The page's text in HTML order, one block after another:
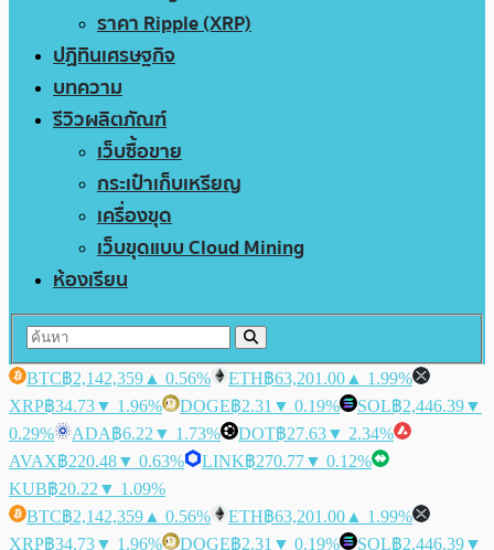
ราคา Ripple (XRP)
ปฏิทินเศรษฐกิจ
บทความ
รีวิวผลิตภัณฑ์
เว็บซื้อขาย
กระเป๋าเก็บเหรียญ
เครื่องขุด
เว็บขุดแบบ Cloud Mining
ห้องเรียน
BTC฿2,142,359 ▲ 0.56% ETH฿63,201.00 ▲ 1.99%
XRP฿34.73▼ 1.96% DOGE฿2.31 ▼ 0.19% SOL฿2,446.39▼
0.29%
ADA฿6.22 ▼ 1.73% DOT฿27.63▼ 2.34%
AVAX฿220.48▼ 0.63% LINK฿270.77▼ 0.12%
KUB฿20.22 ▼ 1.09%
BTC฿2,142,359 ▲ 0.56% ETH฿63,201.00 ▲ 1.99%
XRP฿34.73▼ 1.96% DOGE฿2.31 ▼ 0.19% SOL฿2,446.39▼